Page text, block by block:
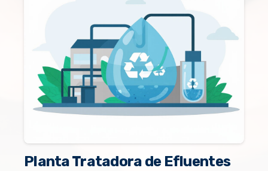
Planta Tratadora de Efluentes